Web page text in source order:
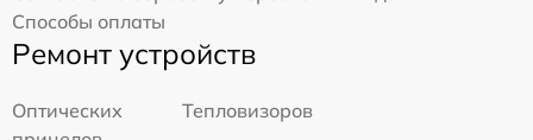
Способы оплаты
Ремонт устройств
Оптических
Тепловизоров